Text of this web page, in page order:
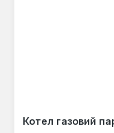
Котел газовий